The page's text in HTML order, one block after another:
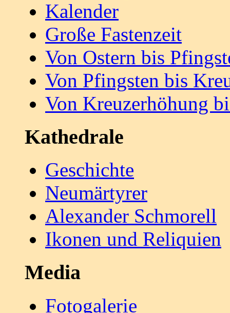
Kalender
Große Fastenzeit
Von Ostern bis
Von Pfingsten bis
Von Kreuzerhöhung
Kathedrale
Geschichte
Neumärtyrer
Alexander Schmorell
Ikonen und Reliquien
Media
Fotogalerie